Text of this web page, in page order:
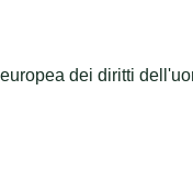
dei diritti